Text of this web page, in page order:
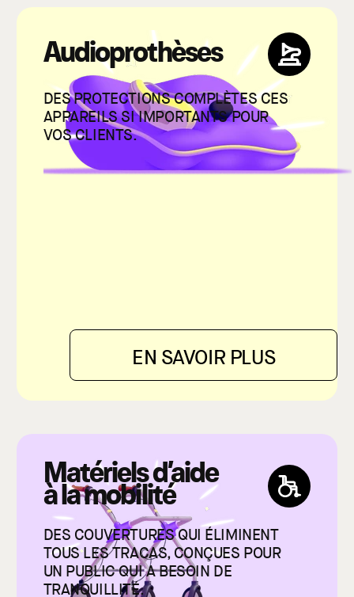
Audioprothèses
DES PROTECTIONS COMPLÈTES CES
APPAREILS SI IMPORTANTS POUR
VOS CLIENTS.
EN SAVOIR PLUS
Matériels d’aide
à la mobilité
DES COUVERTURES QUI ÉLIMINENT
TOUS LES TRACAS, CONÇUES POUR
UN PUBLIC QUI A BESOIN DE
TRANQUILLITÉ.